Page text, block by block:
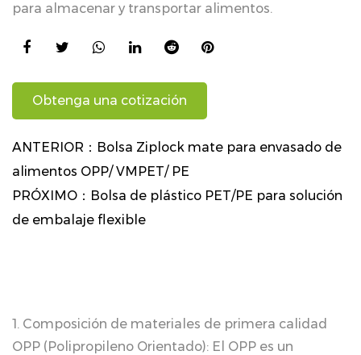
para almacenar y transportar alimentos.
Obtenga una cotización
ANTERIOR： Bolsa Ziplock mate para envasado de
alimentos OPP/ VMPET/ PE
PRÓXIMO： Bolsa de plástico PET/PE para solución
de embalaje flexible
1. Composición de materiales de primera calidad
OPP (Polipropileno Orientado): El OPP es un